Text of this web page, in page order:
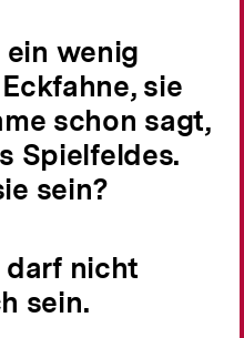
wenig
sie
schon sagt,
Spielfeldes.
sein?
darf nicht
sein.